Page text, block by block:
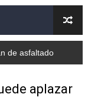
de cara a
de trabajo con
punto de cruz
de asfaltado
aplazar